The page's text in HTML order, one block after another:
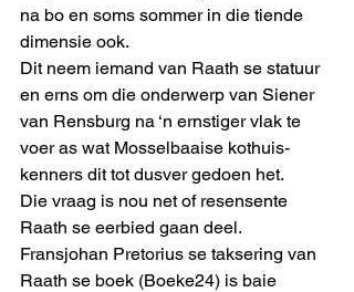
na bo en soms sommer in die tiende
dimensie ook.
Dit neem iemand van Raath se statuur
en erns om die onderwerp van Siener
van Rensburg na ‘n ernstiger vlak te
voer as wat Mosselbaaise kothuis-
kenners dit tot dusver gedoen het.
Die vraag is nou net of resensente
Raath se eerbied gaan deel.
Fransjohan Pretorius se taksering van
Raath se boek (Boeke24) is baie